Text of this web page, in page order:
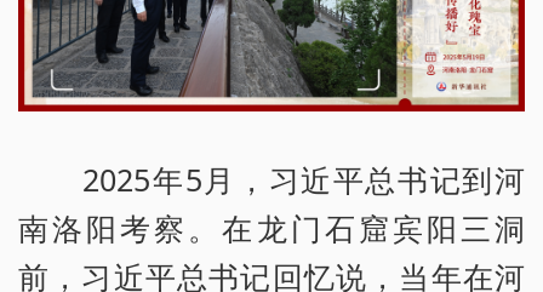
2025年5月，习近平总书记到河
南洛阳考察。在龙门石窟宾阳三洞
前，习近平总书记回忆说，当年在河